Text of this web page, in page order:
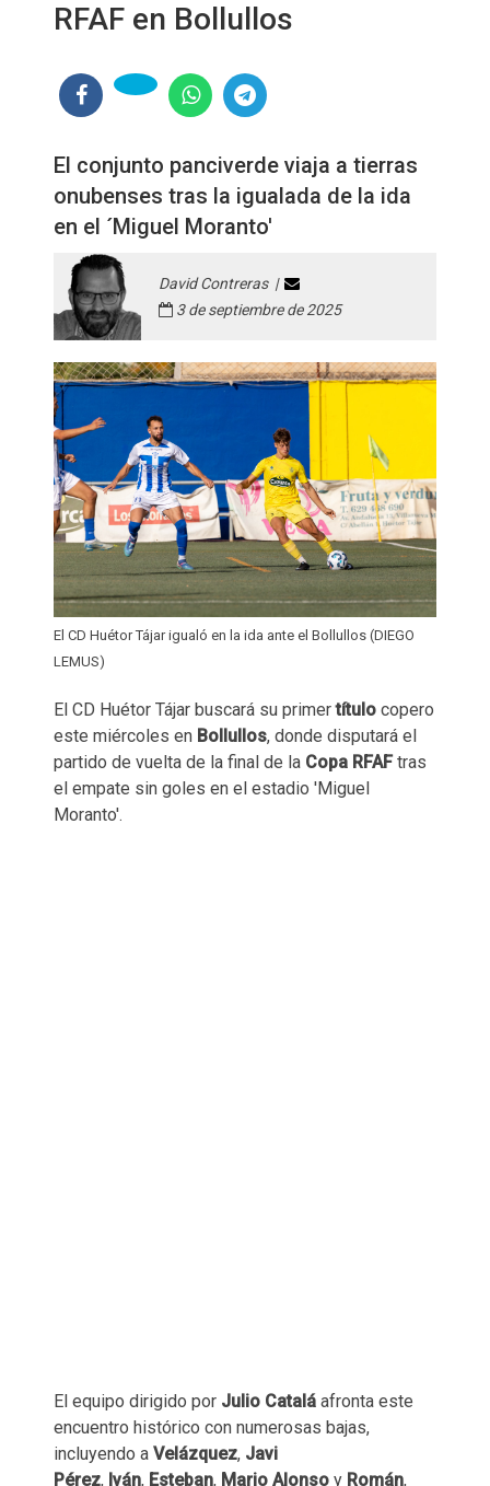
RFAF en Bollullos
El conjunto panciverde viaja a tierras
onubenses tras la igualada de la ida
en el ´Miguel Moranto'
David Contreras |
3 de septiembre de 2025
El CD Huétor Tájar igualó en la ida ante el Bollullos (DIEGO
LEMUS)
El CD Huétor Tájar buscará su primertítulo copero
este miércoles en Bollullos, donde disputará el
partido de vuelta de la final de la Copa RFAFtras
el empate sin goles en el estadio 'Miguel
Moranto'.
El equipo dirigido por Julio Catalá afronta este
encuentro histórico con numerosas bajas,
incluyendo a Velázquez, Javi
Pérez, Iván, Esteban, Mario Alonso y Román,